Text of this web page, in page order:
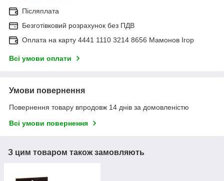
Післяплата
Безготівковий розрахунок без ПДВ
Оплата на карту 4441 1110 3214 8656 Мамонов Ігор
Всі умови оплати
Умови повернення
Повернення товару впродовж 14 днів за домовленістю
Всі умови повернення
З цим товаром також замовляють